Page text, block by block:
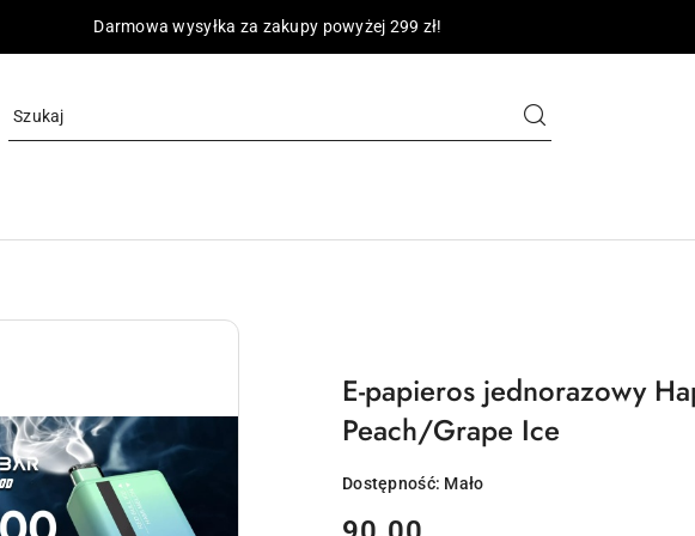
Darmowa wysyłka za zakupy powyżej 299 zł!
E-papieros jednorazowy
Peach/Grape Ice
Dostępność: Mało